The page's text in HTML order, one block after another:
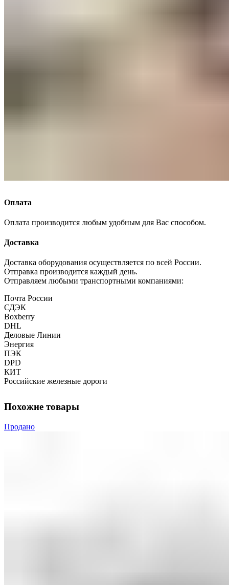
Оплата
Оплата производится любым удобным для Вас способом.
Доставка
Доставка оборудования осуществляется по всей России.
Отправка производится каждый день.
Отправляем любыми транспортными компаниями:
Почта России
СДЭК
Boxberry
DHL
Деловые Линии
Энергия
ПЭК
DPD
КИТ
Российские железные дороги
Похожие товары
Продано